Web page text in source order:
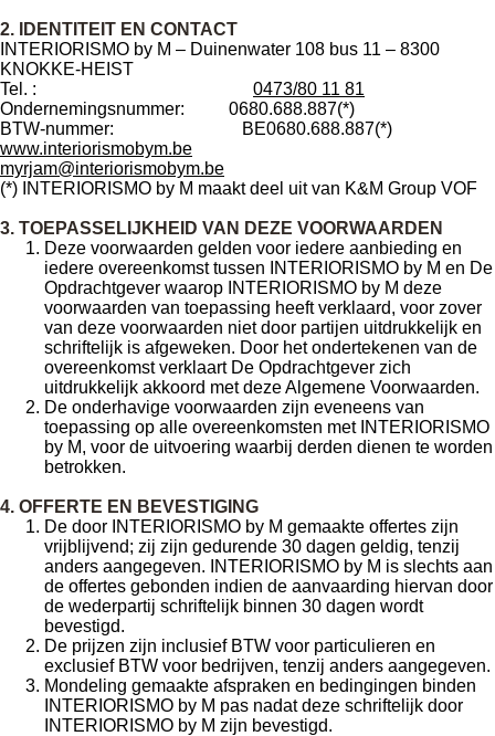
2. IDENTITEIT EN CONTACT
INTERIORISMO by M – Duinenwater 108 bus 11 – 8300
KNOKKE-HEIST
Tel. :
0473/80 11 81
Ondernemingsnummer:
0680.688.887(*)
BTW-nummer:
BE0680.688.887(*)
www.interiorismobym.be
myrjam@interiorismobym.be
(*) INTERIORISMO by M maakt deel uit van K&M Group VOF
3. TOEPASSELIJKHEID VAN DEZE VOORWAARDEN
Deze voorwaarden gelden voor iedere aanbieding en
iedere overeenkomst tussen INTERIORISMO by M en De
Opdrachtgever waarop INTERIORISMO by M deze
voorwaarden van toepassing heeft verklaard, voor zover
van deze voorwaarden niet door partijen uitdrukkelijk en
schriftelijk is afgeweken. Door het ondertekenen van de
overeenkomst verklaart De Opdrachtgever zich
uitdrukkelijk akkoord met deze Algemene Voorwaarden.
De onderhavige voorwaarden zijn eveneens van
toepassing op alle overeenkomsten met INTERIORISMO
by M, voor de uitvoering waarbij derden dienen te worden
betrokken.
4. OFFERTE EN BEVESTIGING
De door INTERIORISMO by M gemaakte offertes zijn
vrijblijvend; zij zijn gedurende 30 dagen geldig, tenzij
anders aangegeven. INTERIORISMO by M is slechts aan
de offertes gebonden indien de aanvaarding hiervan door
de wederpartij schriftelijk binnen 30 dagen wordt
bevestigd.
De prijzen zijn inclusief BTW voor particulieren en
exclusief BTW voor bedrijven, tenzij anders aangegeven.
Mondeling gemaakte afspraken en bedingingen binden
INTERIORISMO by M pas nadat deze schriftelijk door
INTERIORISMO by M zijn bevestigd.